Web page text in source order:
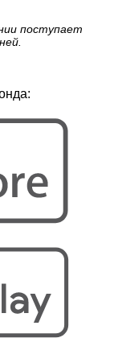
поступает